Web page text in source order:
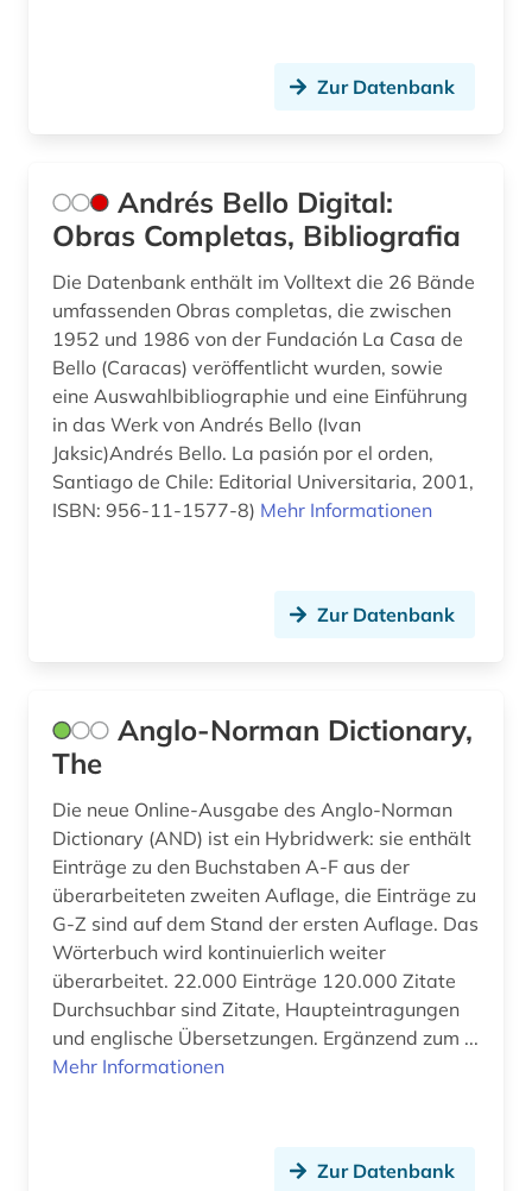
geschichte 1300-1900 (2)
geschichte 1450-1700 (1)
geschichte 1450-1912 (1)
geschichte 1495-1992 (1)
geschichte 1500-1600 (1)
geschichte 1500-1680 (1)
geschichte 1600 - 2000 (1)
geschichte 1680-1790 (1)
geschichte 1694-1935 (1)
geschichte 1700-1800 (1)
geschichte 1741 - 1927 (1)
geschichte 1751-1772 (1)
geschichte 1789-1870 (1)
geschichte 1789-1960 (2)
Zur Datenbank
Andrés Bello Digital:
Obras Completas, Bibliografia
Die Datenbank enthält im Volltext die 26 Bände
umfassenden Obras completas, die zwischen
1952 und 1986 von der Fundación La Casa de
Bello (Caracas) veröffentlicht wurden, sowie
eine Auswahlbibliographie und eine Einführung
in das Werk von Andrés Bello (Ivan
Jaksic)Andrés Bello. La pasión por el orden,
Santiago de Chile: Editorial Universitaria, 2001,
ISBN: 956-11-1577-8) Mehr Informationen
Zur Datenbank
Anglo-Norman Dictionary,
The
Die neue Online-Ausgabe des Anglo-Norman
Dictionary (AND) ist ein Hybridwerk: sie enthält
Einträge zu den Buchstaben A-F aus der
überarbeiteten zweiten Auflage, die Einträge zu
G-Z sind auf dem Stand der ersten Auflage. Das
Wörterbuch wird kontinuierlich weiter
überarbeitet. 22.000 Einträge 120.000 Zitate
Durchsuchbar sind Zitate, Haupteintragungen
und englische Übersetzungen. Ergänzend zum ...
Mehr Informationen
Zur Datenbank